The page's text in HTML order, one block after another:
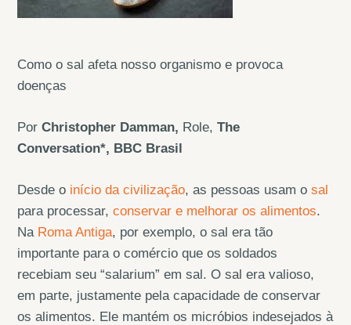
Como o sal afeta nosso organismo e provoca
doenças
PorChristopher Damman, Role,The
Conversation*, BBC Brasil
Desde o início da civilização, as pessoas usam osal
para processar,conservar e melhorar os alimentos.
Na Roma Antiga, por exemplo, o sal era tão
importante para o comércio que os soldados
recebiam seu “salarium” em sal. O sal era valioso,
em parte, justamente pela capacidade de conservar
os alimentos. Ele mantém os micróbios indesejados à